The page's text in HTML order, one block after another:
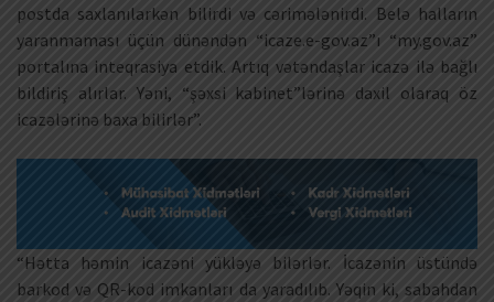
postda saxlanılarkən bilirdi və cərimələnirdi. Belə halların
yaranmaması üçün dünəndən “icaze.e-gov.az”ı “my.gov.az”
portalına inteqrasiya etdik. Artıq vətəndaşlar icazə ilə bağlı
bildiriş alırlar. Yəni, “şəxsi kabinet”lərinə daxil olaraq öz
icazələrinə baxa bilirlər”.
“Hətta həmin icazəni yükləyə bilərlər. İcazənin üstündə
barkod və QR-kod imkanları da yaradılıb. Yəqin ki, sabahdan